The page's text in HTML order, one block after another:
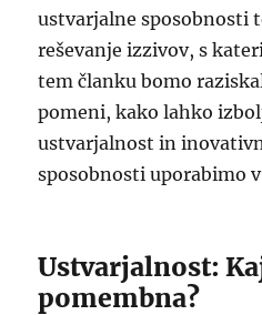
ustvarjalne sposobnosti
reševanje izzivov, s
tem članku bomo
pomeni, kako lahko
ustvarjalnost in
sposobnosti uporabimo
Ustvarjalnost:
pomembna?